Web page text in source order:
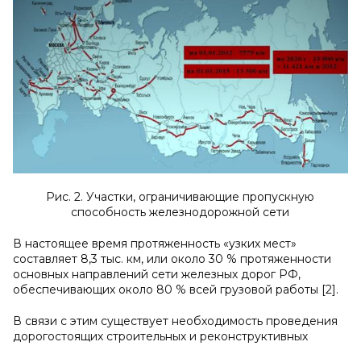
Рис. 2. Участки, ограничивающие пропускную
способность железнодорожной сети
В настоящее время протяженность «узких мест»
составляет 8,3 тыс. км, или около 30 % протяженности
основных направлений сети железных дорог РФ,
обеспечивающих около 80 % всей грузовой работы [2].
В связи с этим существует необходимость проведения
дорогостоящих строительных и реконструктивных